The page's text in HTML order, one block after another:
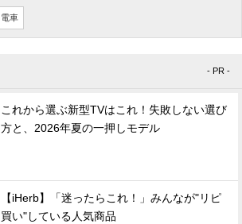
電車
- PR -
これから選ぶ新型TVはこれ！失敗しない選び
方と、2026年夏の一押しモデル
【iHerb】「迷ったらこれ！」みんなが"リピ
買い"している人気商品